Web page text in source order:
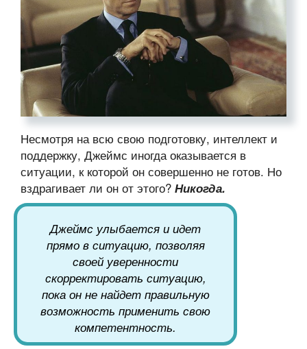
Несмотря на всю свою подготовку, интеллект и
поддержку, Джеймс иногда оказывается в
ситуации, к которой он совершенно не готов. Но
вздрагивает ли он от этого? Никогда.
Джеймс улыбается и идет
прямо в ситуацию, позволяя
своей уверенности
скорректировать ситуацию,
пока он не найдет правильную
возможность применить свою
компетентность.